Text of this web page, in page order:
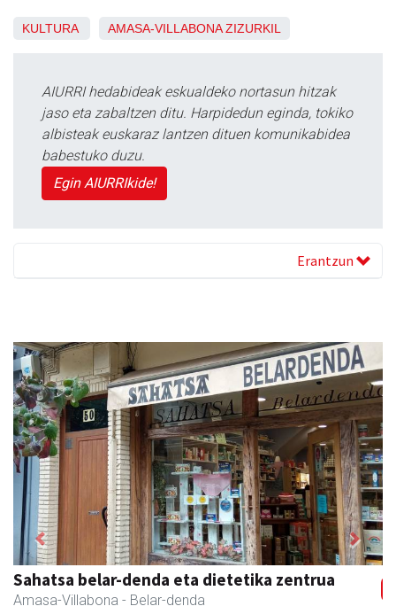
KULTURA AMASA-VILLABONA ZIZURKIL
AIURRI hedabideak eskualdeko nortasun hitzak
jaso eta zabaltzen ditu. Harpidedun eginda, tokiko
albisteak euskaraz lantzen dituen komunikabidea
babestuko duzu.
Egin AIURRIkide!
Erantzun
Sahatsa belar-denda eta dietetika zentrua
Amasa-Villabona - Belar-denda
Previous Next